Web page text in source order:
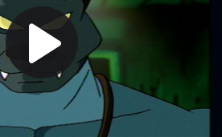
Play
Video
ไม้ มวยไทย ยอดนักสู้ EP.11
ไม้ มวยไทย ยอดนักสู้ EP.12